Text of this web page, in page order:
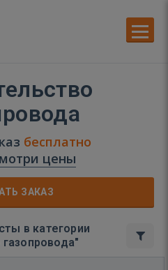
бесплатно
цены
ЗАКАЗ
в категории